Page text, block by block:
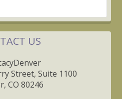
US
Street, Suite 1100
CO 80246